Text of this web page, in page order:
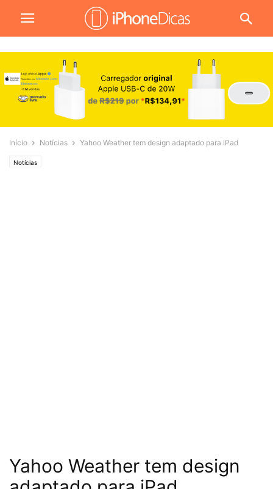
Início Notícias Yahoo Weather tem design adaptado para iPad
Notícias
Yahoo Weather tem design